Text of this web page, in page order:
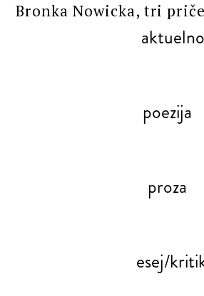
Bronka Nowicka, tri priče
aktuelno
poezija
proza
esej/